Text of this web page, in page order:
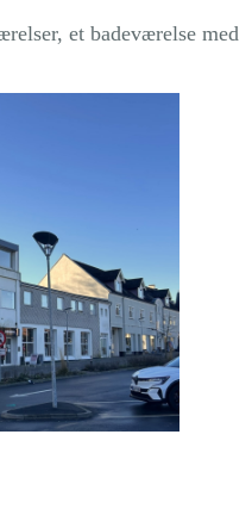
et badeværelse med